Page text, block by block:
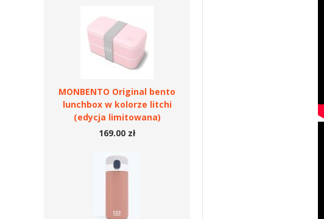
MONBENTO Original bento
lunchbox w kolorze litchi
(edycja limitowana)
169.00 zł